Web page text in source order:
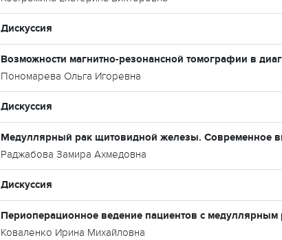
Дискуссия
Возможности магнитно-резонансной томографии в
Пономарева Ольга Игоревна
Дискуссия
Медуллярный рак щитовидной железы. Современное
Раджабова Замира Ахмедовна
Дискуссия
Периоперационное ведение пациентов с
Коваленко Ирина Михайловна